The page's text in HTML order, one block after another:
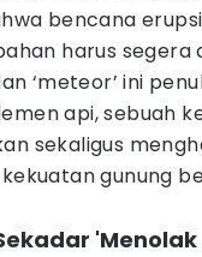
bencana
harus segera
‘meteor’ ini
api, sebuah
sekaligus
gunung